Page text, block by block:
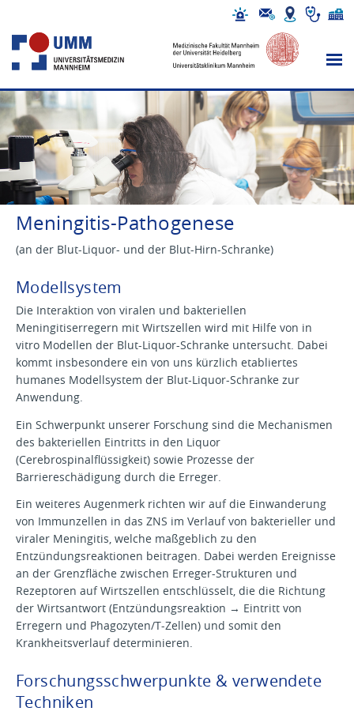
Meningitis-Pathogenese
(an der Blut-Liquor- und der Blut-Hirn-Schranke)
Modellsystem
Die Interaktion von viralen und bakteriellen
Meningitiserregern mit Wirtszellen wird mit Hilfe von in
vitro Modellen der Blut-Liquor-Schranke untersucht. Dabei
kommt insbesondere ein von uns kürzlich etabliertes
humanes Modellsystem der Blut-Liquor-Schranke zur
Anwendung.
Ein Schwerpunkt unserer Forschung sind die Mechanismen
des bakteriellen Eintritts in den Liquor
(Cerebrospinalflüssigkeit) sowie Prozesse der
Barriereschädigung durch die Erreger.
Ein weiteres Augenmerk richten wir auf die Einwanderung
von Immunzellen in das ZNS im Verlauf von bakterieller und
viraler Meningitis, welche maßgeblich zu den
Entzündungsreaktionen beitragen. Dabei werden Ereignisse
an der Grenzfläche zwischen Erreger-Strukturen und
Rezeptoren auf Wirtszellen entschlüsselt, die die Richtung
der Wirtsantwort (Entzündungsreaktion → Eintritt von
Erregern und Phagozyten/T-Zellen) und somit den
Krankheitsverlauf determinieren.
Forschungsschwerpunkte & verwendete
Techniken